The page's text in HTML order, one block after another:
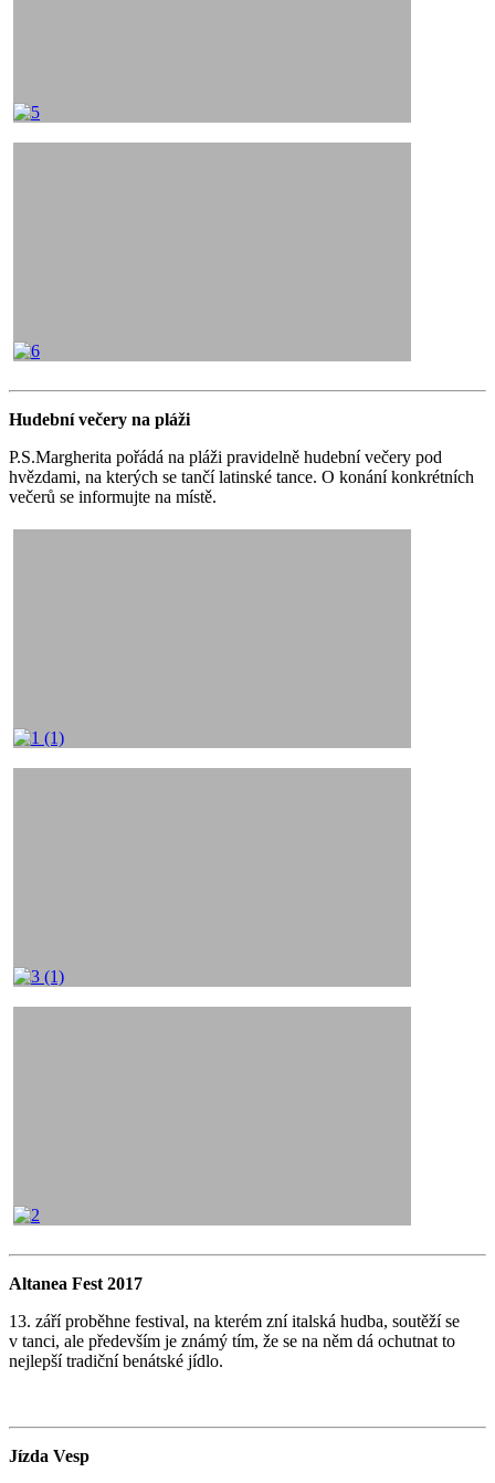
Hudební večery na pláži
P.S.Margherita pořádá na pláži pravidelně hudební večery pod
hvězdami, na kterých se tančí latinské tance. O konání konkrétních
večerů se informujte na místě.
Altanea Fest 2017
13. září proběhne festival, na kterém zní italská hudba, soutěží se
v tanci, ale především je známý tím, že se na něm dá ochutnat to
nejlepší tradiční benátské jídlo.
Jízda Vesp